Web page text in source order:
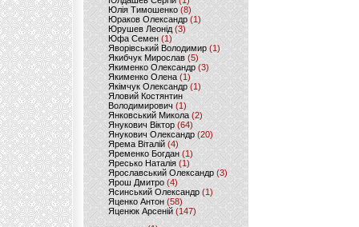
Юлія Тимошенко (8)
Юраков Олександр (1)
Юрушев Леонід (3)
Юфа Семен (1)
Яворівський Володимир (1)
Якибчук Мирослав (5)
Якименко Олександр (3)
Якименко Олена(1)
Якімчук Олександр (1)
Яловий Костянтин
Володимирович (1)
Янковський Микола(2)
Янукович Віктор (64)
Янукович Олександр(20)
Ярема Віталій(4)
Яременко Богдан(1)
Яресько Наталія(1)
Ярославський Олександр (3)
Ярош Дмитро (4)
Ясинський Олександр (1)
Яценко Антон(58)
Яценюк Арсеній (147)